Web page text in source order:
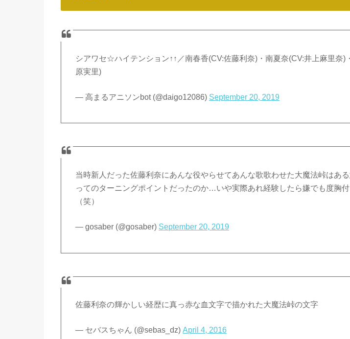
シアワセ☆ハイテンション↑↑／南春香(CV:佐藤利奈)・南夏奈(CV:井上麻里奈)
原実里)
— 高まるアニソンbot (@daigo12086) September 20, 2019
当時新人だった佐藤利奈にあんな役やらせてあんな歌歌わせた大魔法峠はあ
ってのターニングポイントだったのか…いや実際あれ経験したら嫌でも度胸
（笑）
— gosaber (@gosaber) September 20, 2019
佐藤利奈の輝かしい経歴に真っ赤な血文字で描かれた大魔法峠の文字
— セバスちゃん (@sebas_dz)April 4, 2016